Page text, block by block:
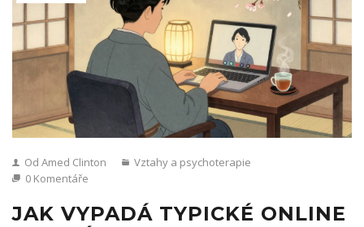
Od Amed Clinton
Vztahy a psychoterapie
0 Komentáře
JAK VYPADÁ TYPICKÉ ONLINE